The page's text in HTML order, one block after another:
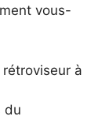
vous-
à
du